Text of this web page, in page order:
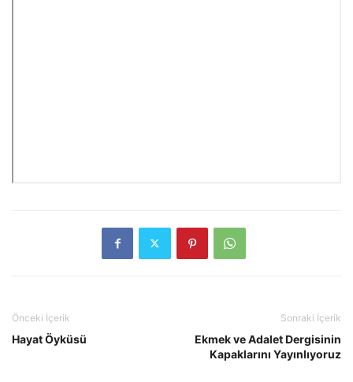
Önceki İçerik
Hayat Öyküsü
Sonraki İçerik
Ekmek ve Adalet Dergisinin
Kapaklarını Yayınlıyoruz